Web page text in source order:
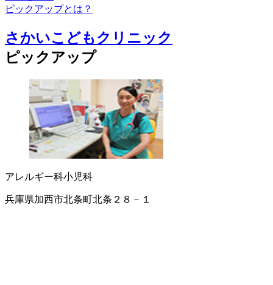
ピックアップとは？
さかいこどもクリニック
ピックアップ
アレルギー科小児科
兵庫県加西市北条町北条２８－１